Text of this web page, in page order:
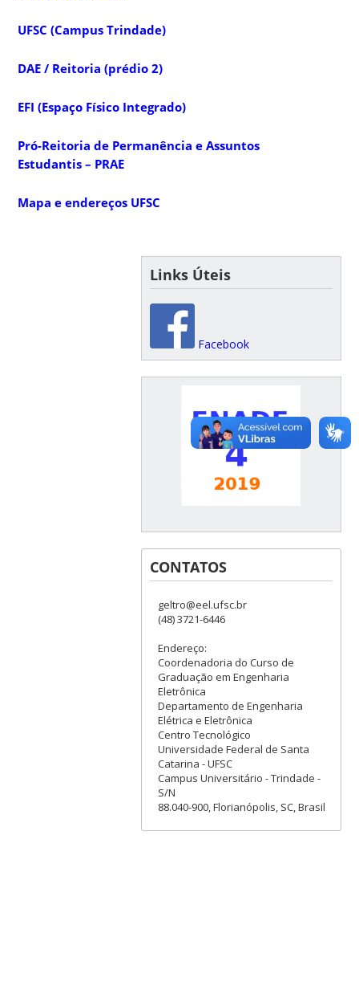
UFSC (Campus Trindade)
DAE / Reitoria (prédio 2)
EFI (Espaço Físico Integrado)
Pró-Reitoria de Permanência e Assuntos
Estudantis – PRAE
Mapa e endereços UFSC
Links Úteis
Facebook
CONTATOS
geltro@eel.ufsc.br
(48) 3721-6446
Endereço:
Coordenadoria do Curso de
Graduação em Engenharia
Eletrônica
Departamento de Engenharia
Elétrica e Eletrônica
Centro Tecnológico
Universidade Federal de Santa
Catarina - UFSC
Campus Universitário - Trindade -
S/N
88.040-900, Florianópolis, SC, Brasil